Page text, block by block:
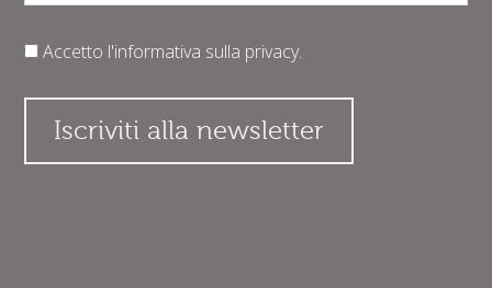
Accetto l'informativa sulla privacy.